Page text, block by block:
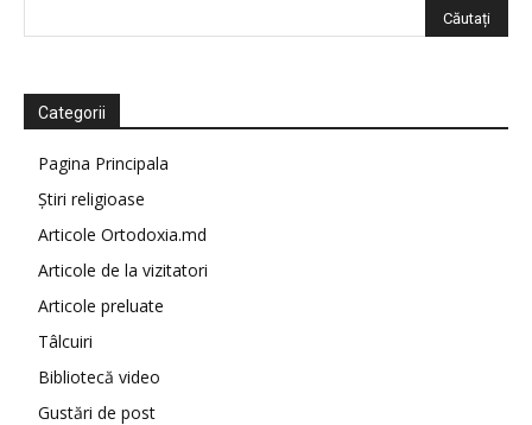
Categorii
Pagina Principala
Știri religioase
Articole Ortodoxia.md
Articole de la vizitatori
Articole preluate
Tâlcuiri
Bibliotecă video
Gustări de post